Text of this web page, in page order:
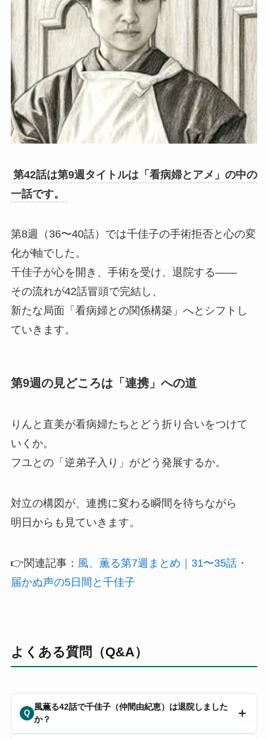
第42話は第9週タイトルは「看病婦とアメ」の中の
一話です。
第8週（36〜40話）では千佳子の手術拒否と心の変
化が軸でした。
千佳子が心を開き、手術を受け、退院する——
その流れが42話冒頭で完結し、
新たな局面「看病婦との関係構築」へとシフトし
ていきます。
第9週の見どころは「連携」への道
りんと直美が看病婦たちとどう折り合いをつけて
いくか。
フユとの「逆弟子入り」がどう発展するか。
対立の構図が、連携に変わる瞬間を待ちながら
明日からも見ていきます。
👉関連記事： 風、薫る第7週まとめ｜31〜35話・
届かぬ声の5日間と千佳子
よくある質問（Q&A）
Q
風薫る42話で千佳子（仲間由紀恵）は退院しました
か？